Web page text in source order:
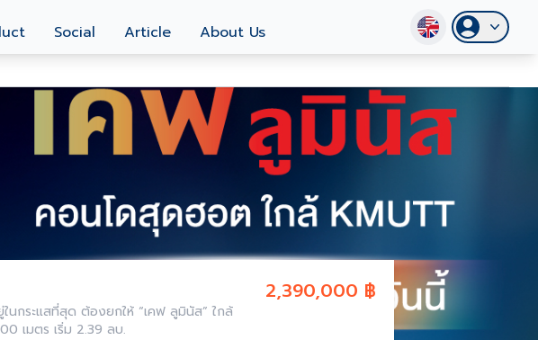
Social Article About Us
2,390,000 ฿
ด ต้องยกให้ “เคฟ ลูมินัส” ใกล้
เมตร เริ่ม 2.39 ลบ.